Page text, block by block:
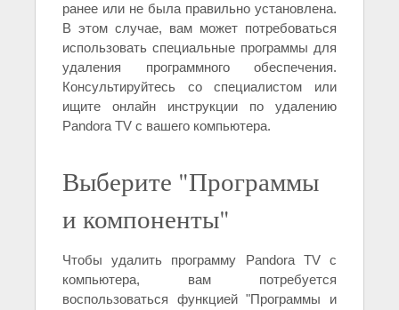
ранее или не была правильно установлена.
В этом случае, вам может потребоваться
использовать специальные программы для
удаления программного обеспечения.
Консультируйтесь со специалистом или
ищите онлайн инструкции по удалению
Pandora TV с вашего компьютера.
Выберите "Программы
и компоненты"
Чтобы удалить программу Pandora TV с
компьютера, вам потребуется
воспользоваться функцией "Программы и